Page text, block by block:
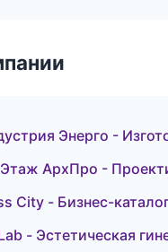
Энерго -
АрхПро -
City - Бизнес-
- Эстетическая